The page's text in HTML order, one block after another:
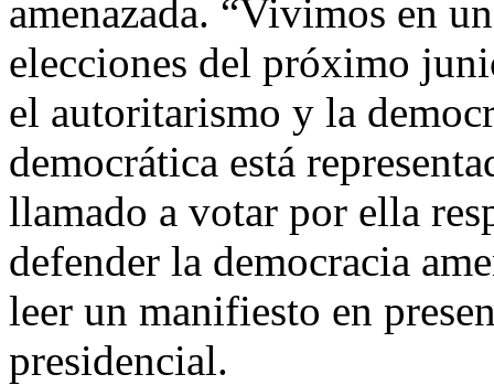
amenazada. “Vivimos en
elecciones del próximo
el autoritarismo y la
democrática está
llamado a votar por ella
defender la democracia
leer un manifiesto en
presidencial.